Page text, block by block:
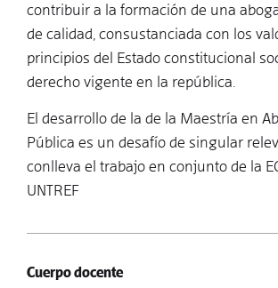
contribuir a la formación de una
de calidad, consustanciada con los
principios del Estado constitucional
derecho vigente en la república.
El desarrollo de la de la Maestría en
Pública es un desafío de singular
conlleva el trabajo en conjunto de la
UNTREF
Cuerpo docente